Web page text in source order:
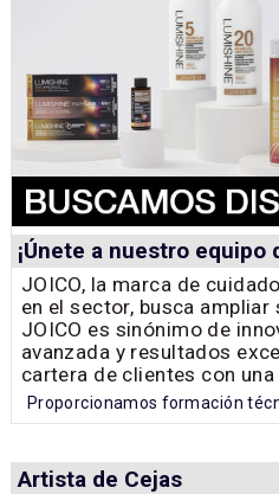
¡Únete a nuestro
JOICO, la marca de
en el sector, busca
JOICO es sinónimo de
avanzada y resultados
cartera de clientes con
Proporcionamos formación
Artista de Cejas